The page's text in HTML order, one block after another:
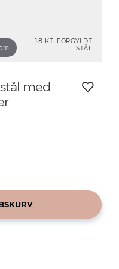
18 KT. FORGYLDT
STÅL
med